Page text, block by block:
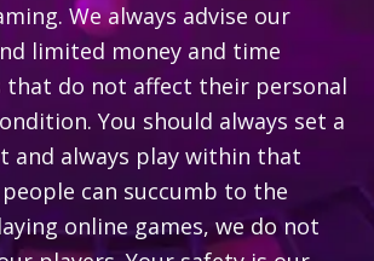
We always advise our
limited money and time
that do not affect their personal
You should always set a
and always play within that
can succumb to the
online games, we do not